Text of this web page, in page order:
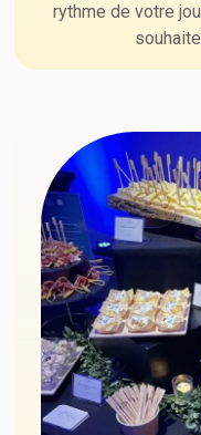
rythme de votre